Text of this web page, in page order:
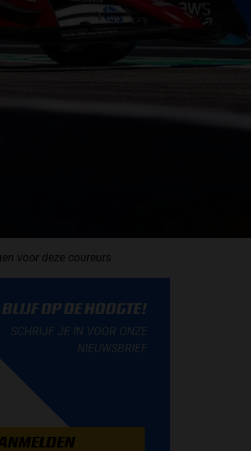
voor deze coureurs
BLIJF OP DE HOOGTE!
SCHRIJF JE IN VOOR ONZE
NIEUWSBRIEF